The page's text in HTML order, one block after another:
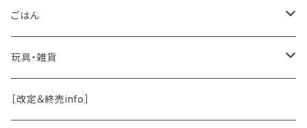
保湿・除菌・虫除け
保湿剤
除菌
おくち・おめめ・おみみ
おくち
ブラシと雑貨
お魚
その他（乳製品・果物野菜）
Natural Marche
皮膚被毛
関節・骨
おめめ
ごはん
手作り補助
ウェット・お惣菜
玩具・雑貨
ノーズワーク・玩具
［改定＆終売info］